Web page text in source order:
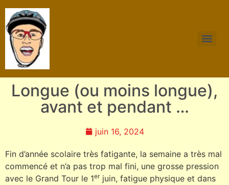
Longue (ou moins longue),
avant et pendant …
juin 16, 2024
Fin d’année scolaire très fatigante, la semaine a très mal
commencé et n’a pas trop mal fini, une grosse pression
avec le Grand Tour le 1erjuin, fatigue physique et dans